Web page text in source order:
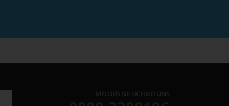
MELDEN SIE SICH BEI UNS